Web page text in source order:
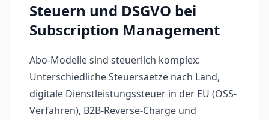
Steuern und DSGVO bei
Subscription Management
Abo-Modelle sind steuerlich komplex:
Unterschiedliche Steuersaetze nach Land,
digitale Dienstleistungssteuer in der EU (OSS-
Verfahren), B2B-Reverse-Charge und